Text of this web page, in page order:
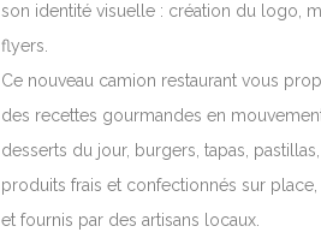
son identité visuelle : création du logo,
flyers.
Ce nouveau camion restaurant vous
des recettes gourmandes en
desserts du jour, burgers, tapas,
produits frais et confectionnés sur place,
et fournis par des artisans locaux.